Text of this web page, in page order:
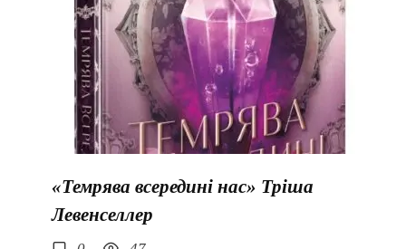
«Темрява всередині нас» Тріша
Левенселлер